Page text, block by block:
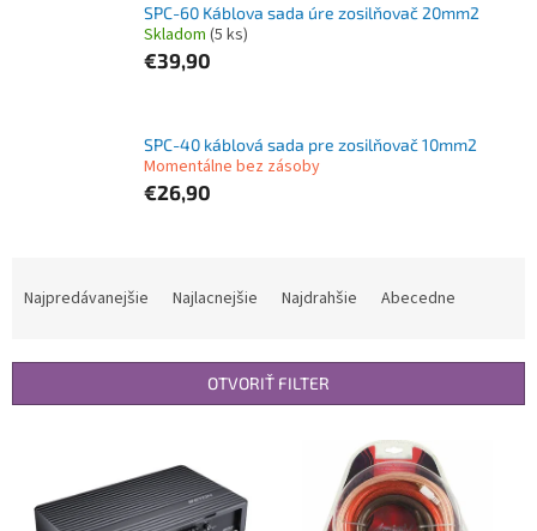
SPC-60 Káblova sada úre zosilňovač 20mm2
Skladom (5 ks)
€39,90
SPC-40 káblová sada pre zosilňovač 10mm2
Momentálne bez zásoby
€26,90
i
Najpredávanejšie Najlacnejšie Najdrahšie Abecedne
OTVORIŤ FILTER